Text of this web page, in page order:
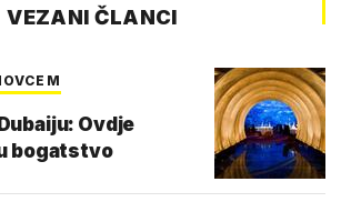
VEZANI ČLANCI
Ovdje
bogatstvo